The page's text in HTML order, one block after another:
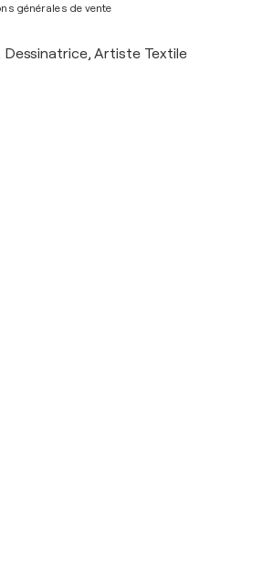
générales de vente
Artiste Textile